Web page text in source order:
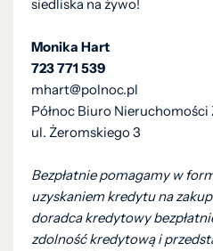
siedliska na żywo!
Monika Hart
723 771 539
mhart@polnoc.pl
Północ Biuro Nieruchomości
ul. Żeromskiego 3
Bezpłatnie pomagamy w
uzyskaniem kredytu na
doradca kredytowy
zdolność kredytową i